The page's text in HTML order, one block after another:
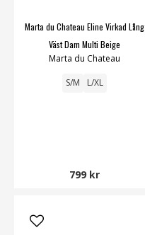
Marta du Chateau Eline Virkad Lång
Väst Dam Multi Beige
Marta du Chateau
S/M L/XL
799 kr